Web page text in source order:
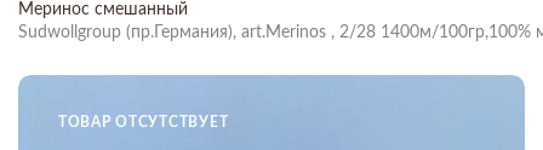
Меринос смешанный
Sudwollgroup (пр.Германия), art.Merinos , 2/28 1400м/100гр,100%
ТОВАР ОТСУТСТВУЕТ